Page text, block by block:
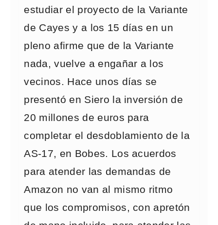
estudiar el proyecto de la Variante
de Cayes y a los 15 días en un
pleno afirme que de la Variante
nada, vuelve a engañar a los
vecinos. Hace unos días se
presentó en Siero la inversión de
20 millones de euros para
completar el desdoblamiento de la
AS-17, en Bobes. Los acuerdos
para atender las demandas de
Amazon no van al mismo ritmo
que los compromisos, con apretón